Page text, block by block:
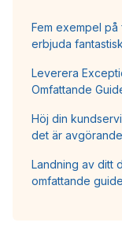
Fem exempel
erbjuda
Leverera
Omfattande
Höj din
det är avgörande
Landning av ditt
omfattande guide